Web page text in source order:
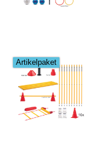
Artikelpaket